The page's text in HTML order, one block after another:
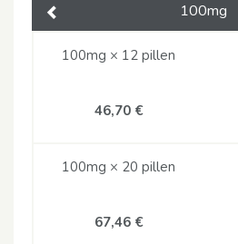
100mg
100mg × 12 pillen
46,70 €
100mg × 20 pillen
67,46 €